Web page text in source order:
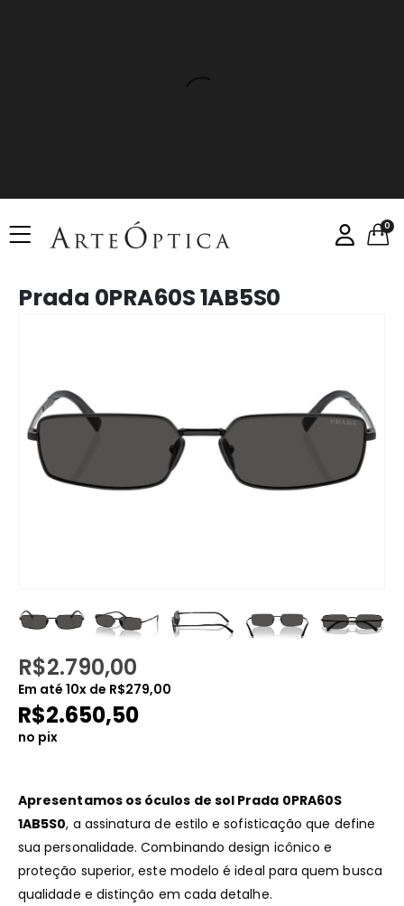
0
Prada 0PRA60S 1AB5S0
R$2.790,00
Em até 10x de R$279,00
R$2.650,50
no pix
Apresentamos os óculos de sol Prada 0PRA60S
1AB5S0, a assinatura de estilo e sofisticação que define
sua personalidade. Combinando design icônico e
proteção superior, este modelo é ideal para quem busca
qualidade e distinção em cada detalhe.